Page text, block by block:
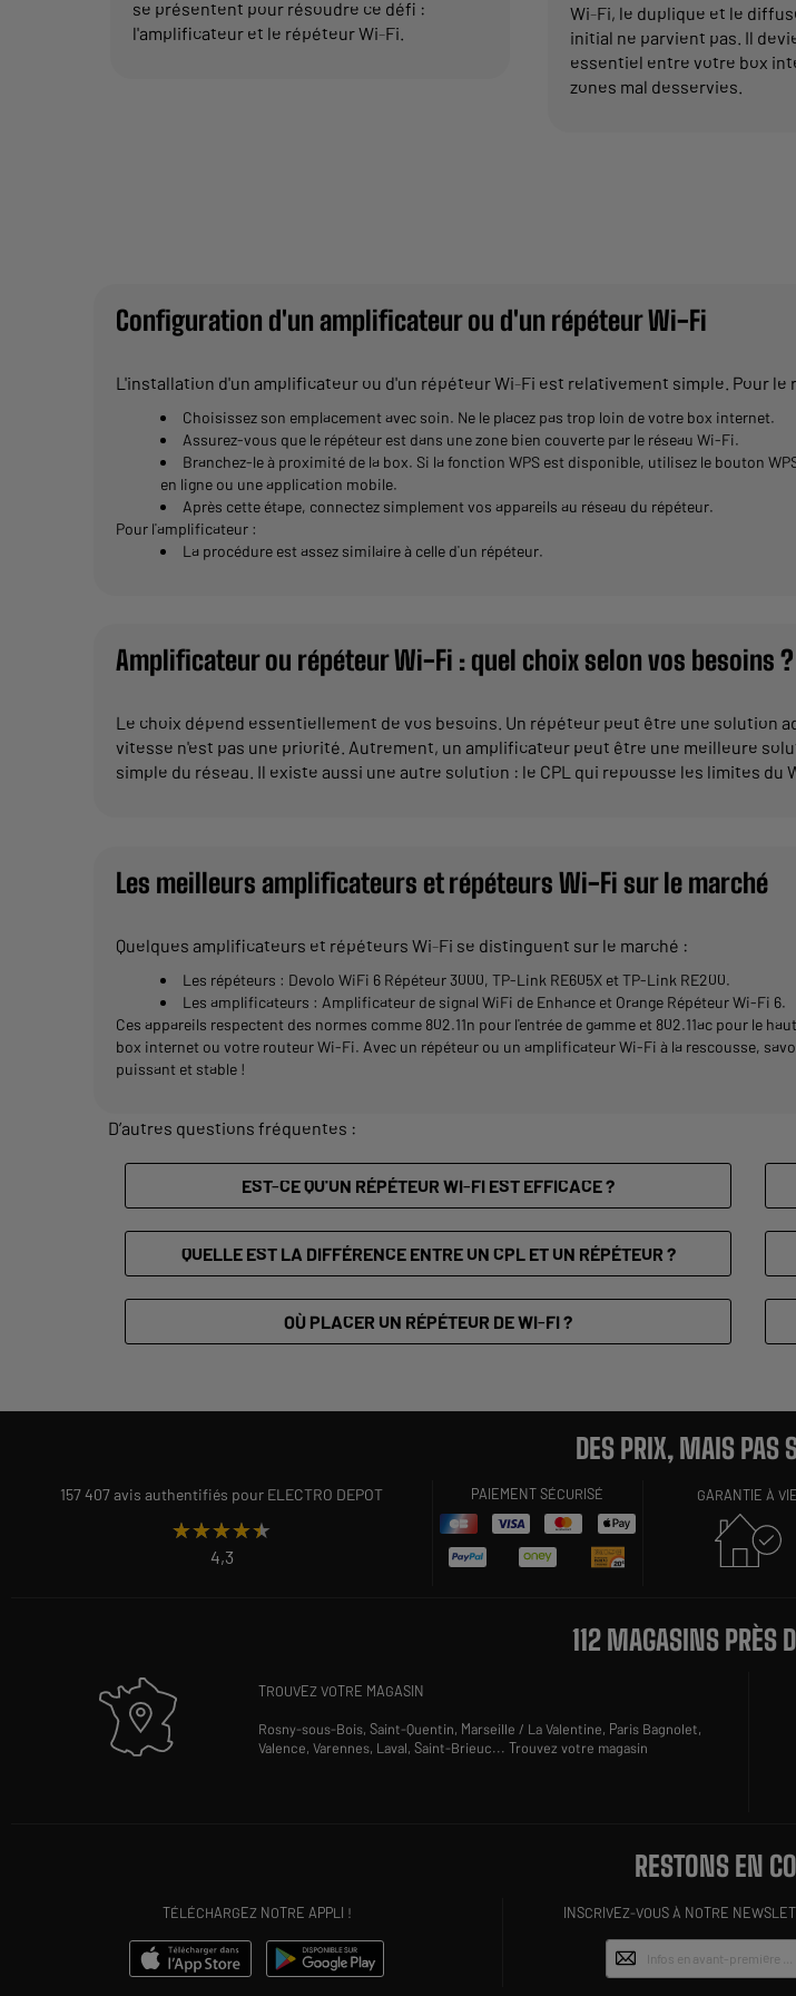
se présentent pour résoudre ce défi :
l'amplificateur et le répéteur Wi-Fi.
Wi-Fi, le duplique et le
initial ne parvient pas. Il
essentiel entre votre box
zones mal desservies.
Configuration d'un amplificateur ou d'un répéteur Wi-Fi
L'installation d'un amplificateur ou d'un répéteur Wi-Fi est relativement simple. Pour le
Choisissez son emplacement avec soin. Ne le placez pas trop loin de votre box internet.
Assurez-vous que le répéteur est dans une zone bien couverte par le réseau Wi-Fi.
Branchez-le à proximité de la box. Si la fonction WPS est disponible, utilisez le bouton
en ligne ou une application mobile.
Après cette étape, connectez simplement vos appareils au réseau du répéteur.
Pour l'amplificateur :
La procédure est assez similaire à celle d'un répéteur.
Amplificateur ou répéteur Wi-Fi : quel choix selon vos besoins ?
Le choix dépend essentiellement de vos besoins. Un répéteur peut être une solution
vitesse n'est pas une priorité. Autrement, un amplificateur peut être une meilleure
simple du réseau. Il existe aussi une autre solution : le CPL qui repousse les limites
Les meilleurs amplificateurs et répéteurs Wi-Fi sur le marché
Quelques amplificateurs et répéteurs Wi-Fi se distinguent sur le marché :
Les répéteurs : Devolo WiFi 6 Répéteur 3000, TP-Link RE605X et TP-Link RE200.
Les amplificateurs : Amplificateur de signal WiFi de Enhance et Orange Répéteur Wi-Fi 6.
Ces appareils respectent des normes comme 802.11n pour l'entrée de gamme et 802.11ac pour le
box internet ou votre routeur Wi-Fi. Avec un répéteur ou un amplificateur Wi-Fi à la rescousse,
puissant et stable !
D’autres questions fréquentes :
EST-CE QU'UN RÉPÉTEUR WI-FI EST EFFICACE ?
QUELLE EST LA DIFFÉRENCE ENTRE UN CPL ET UN RÉPÉTEUR ?
OÙ PLACER UN RÉPÉTEUR DE WI-FI ?
DES PRIX, MAIS PAS
157 407 avis authentifiés pour ELECTRO DEPOT
★★★★★
★★★★★
4,3
PAIEMENT SÉCURISÉ GARANTIE À VIE
112 MAGASINS PRÈS
TROUVEZ VOTRE MAGASIN
Rosny-sous-Bois,Saint-Quentin, Marseille / La Valentine, Paris Bagnolet,
Valence,Varennes, Laval,Saint-Brieuc...Trouvez votre magasin
RESTONS EN
TÉLÉCHARGEZ NOTRE APPLI ! INSCRIVEZ-VOUS À NOTRE